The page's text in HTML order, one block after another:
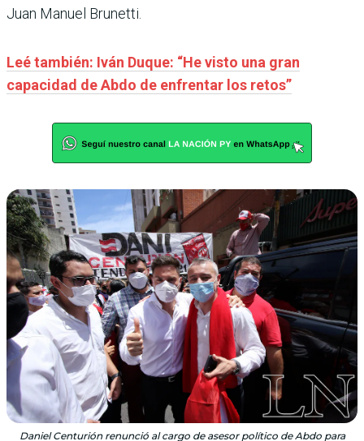
Juan Manuel Brunetti.
Leé también: Iván Duque: “He visto una gran
capacidad de Abdo de enfrentar los retos”
Daniel Centurión renunció al cargo de asesor político de Abdo para